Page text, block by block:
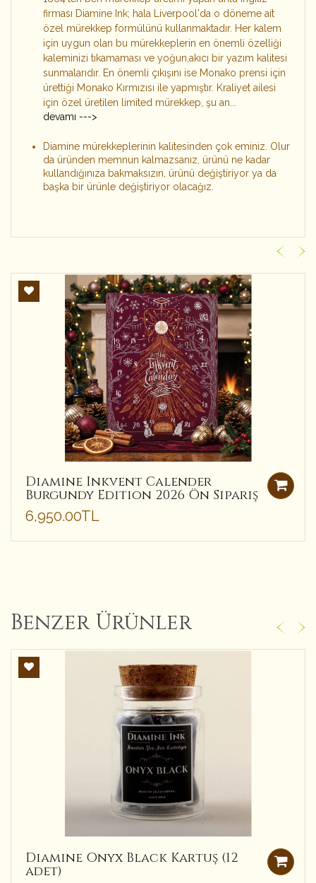
firması Diamine Ink; hala Liverpool'da o döneme ait
özel mürekkep formülünü kullanmaktadır. Her kalem
için uygun olan bu mürekkeplerin en önemli özelliği
kaleminizi tıkamaması ve yoğun,akıcı bir yazım kalitesi
sunmalarıdır. En önemli çıkışını ise Monako prensi için
ürettiği Monako Kırmızısı ile yapmıştır. Kraliyet ailesi
için özel üretilen limited mürekkep, şu an...
devamı --->
Diamine mürekkeplerinin kalitesinden çok eminiz. Olur
da üründen memnun kalmazsanız, ürünü ne kadar
kullandığınıza bakmaksızın, ürünü değiştiriyor ya da
başka bir ürünle değiştiriyor olacağız.
Diamine Inkvent Calender
Burgundy Edition 2026 Ön Sipariş
6,950.00TL
Benzer Ürünler
Diamine Onyx Black Kartuş (12
adet)